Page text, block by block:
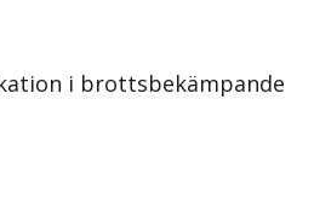
i brottsbekämpande